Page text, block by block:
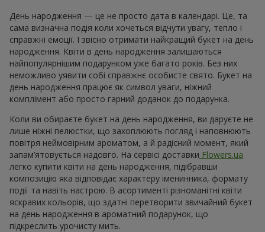
День народження — це не просто дата в календарі. Це, та
сама визначна подія коли хочеться відчути увагу, тепло і
справжні емоції. І звісно отримати найкращий букет на день
народження. Квіти в день народження залишаються
найпопулярнішим подарунком уже багато років. Без них
неможливо уявити собі справжнє особисте свято. Букет на
день народження працює як символ уваги, ніжний
комплімент або просто гарний доданок до подарунка.
Коли ви обираєте букет на день народження, ви даруєте не
лише ніжні пелюстки, що захоплюють погляд і наповнюють
повітря неймовірним ароматом, а й радісний момент, який
запам’ятовується надовго. На сервісі доставки Flowers.ua
легко купити квіти на день народження, підібравши
композицію яка відповідає характеру іменинника, формату
події та навіть настрою. В асортименті різноманітні квіти
яскравих кольорів, що здатні перетворити звичайний букет
на день народження в ароматний подарунок, що
підкреслить урочисту мить.